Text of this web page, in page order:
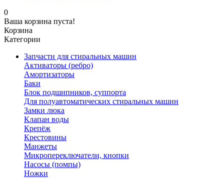
0
Ваша корзина пуста!
Корзина
Категории
Запчасти для стиральных машин
Активаторы (ребро)
Амортизаторы
Баки
Блок подшипников, суппорта
Для полуавтоматических стиральных машин
Замки люка
Клапан воды
Крепёж
Крестовины
Манжеты
Микропереключатели, кнопки
Насосы (помпы)
Ножки